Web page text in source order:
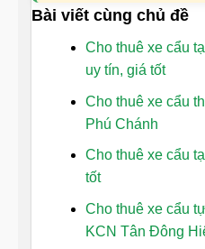
Bài viết cùng chủ đề
Cho thuê xe cẩu
uy tín, giá tốt
Cho thuê xe cẩu
Phú Chánh
Cho thuê xe cẩu
tốt
Cho thuê xe cẩu
KCN Tân Đông